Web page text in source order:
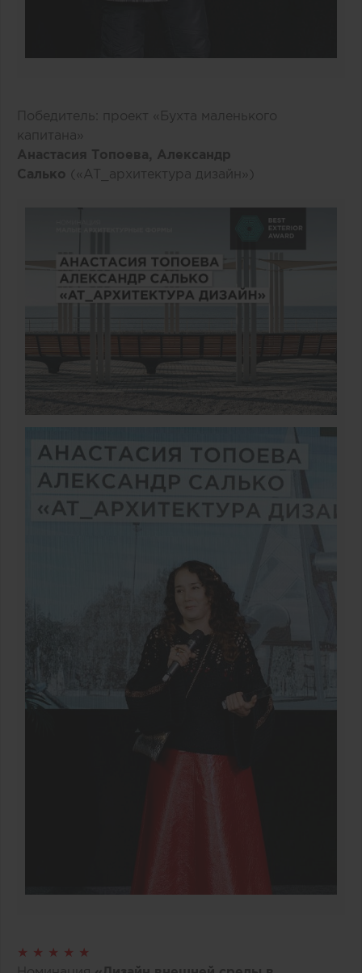
Победитель: проект «Бухта маленького
капитана»
Анастасия Топоева, Александр
Салько («AT_архитектура дизайн»)
★ ★ ★ ★ ★